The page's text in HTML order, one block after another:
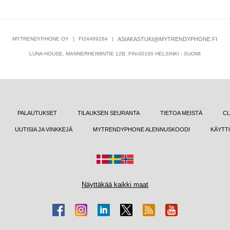
MYTRENDYPHONE OY | FI24469284 | ASIAKASTUKI@MYTRENDYPHONE.FI
LUNA HOUSE, MANNERHEIMINTIE 12B, FIN-00100 HELSINKI - SUOMI
PALAUTUKSET TILAUKSEN SEURANTA TIETOA MEISTÄ
UUTISIA JA VINKKEJÄ MYTRENDYPHONE ALENNUSKOODI
Näyttäkää kaikki maat